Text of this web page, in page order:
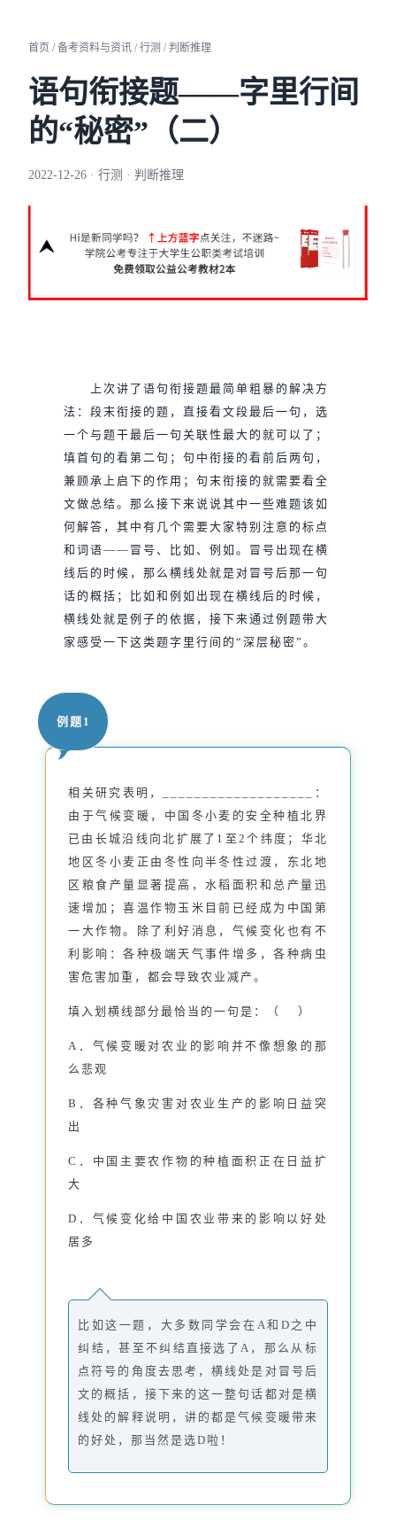
首页 / 备考资料与资讯 / 行测 / 判断推理
语句衔接题——字里行间
的“秘密”（二）
2022-12-26 · 行测 · 判断推理
上次讲了语句衔接题最简单粗暴的解决方
法：段末衔接的题，直接看文段最后一句，选
一个与题干最后一句关联性最大的就可以了；
填首句的看第二句；句中衔接的看前后两句，
兼顾承上启下的作用；句末衔接的就需要看全
文做总结。那么接下来说说其中一些难题该如
何解答，其中有几个需要大家特别注意的标点
和词语——冒号、比如、例如。冒号出现在横
线后的时候，那么横线处就是对冒号后那一句
话的概括；比如和例如出现在横线后的时候，
横线处就是例子的依据，接下来通过例题带大
家感受一下这类题字里行间的“深层秘密”。
例题1
相关研究表明，___________________：
由于气候变暖，中国冬小麦的安全种植北界
已由长城沿线向北扩展了1至2个纬度；华北
地区冬小麦正由冬性向半冬性过渡，东北地
区粮食产量显著提高，水稻面积和总产量迅
速增加；喜温作物玉米目前已经成为中国第
一大作物。除了利好消息，气候变化也有不
利影响：各种极端天气事件增多，各种病虫
害危害加重，都会导致农业减产。
填入划横线部分最恰当的一句是：（ ）
A．气候变暖对农业的影响并不像想象的那
么悲观
B．各种气象灾害对农业生产的影响日益突
出
C．中国主要农作物的种植面积正在日益扩
大
D．气候变化给中国农业带来的影响以好处
居多
比如这一题，大多数同学会在A和D之中
纠结，甚至不纠结直接选了A，那么从标
点符号的角度去思考，横线处是对冒号后
文的概括，接下来的这一整句话都对是横
线处的解释说明，讲的都是气候变暖带来
的好处，那当然是选D啦！